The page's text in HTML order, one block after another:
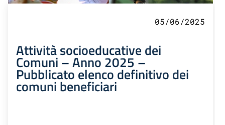
05/06/2025
Attività socioeducative dei
Comuni – Anno 2025 –
Pubblicato elenco definitivo dei
comuni beneficiari